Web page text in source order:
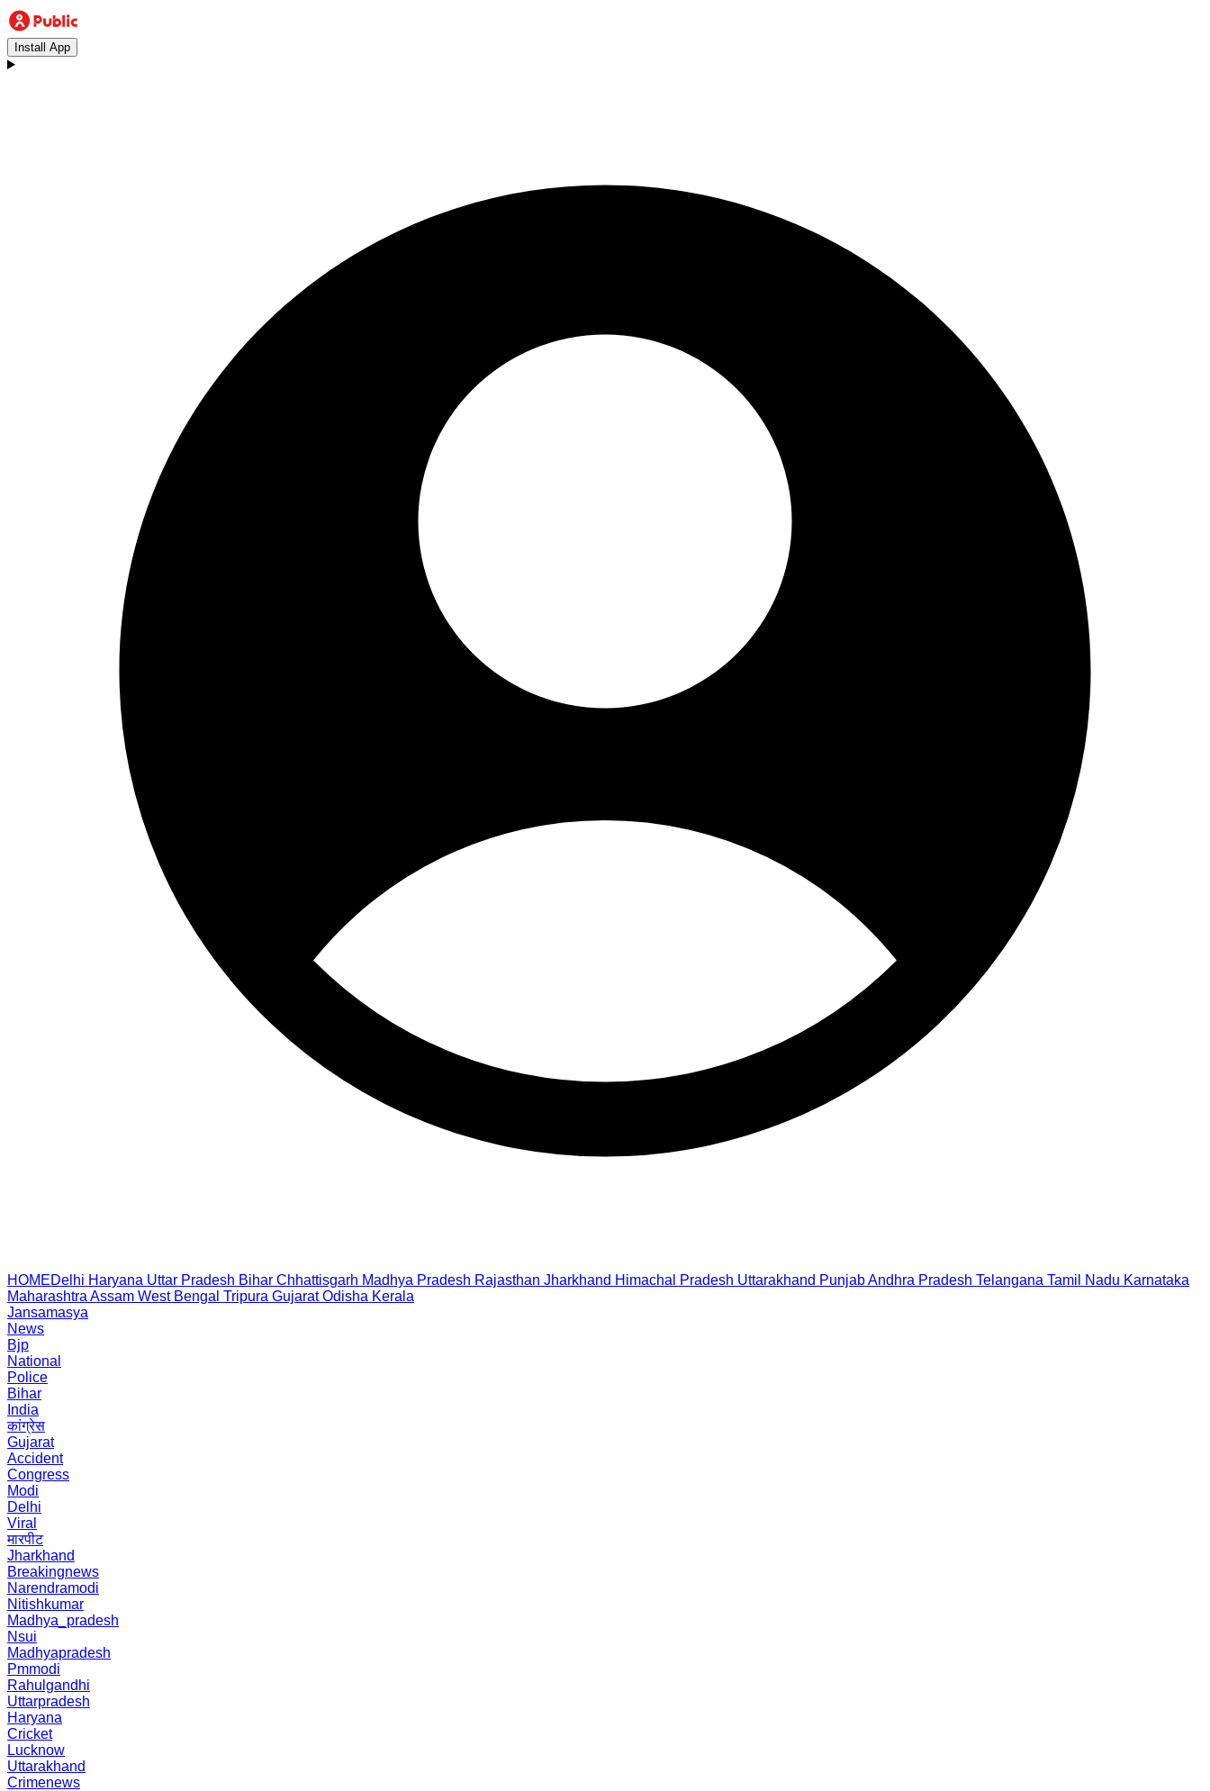
Install App
HOMEDelhi Haryana Uttar Pradesh Bihar Chhattisgarh Madhya Pradesh Rajasthan Jharkhand Himachal Pradesh Uttarakhand PunjabAndhra Pradesh Telangana Tamil Nadu Karnataka
Maharashtra Assam West Bengal Tripura Gujarat Odisha Kerala
Jansamasya
News
Bjp
National
Police
Bihar
India
कांग्रेस
Gujarat
Accident
Congress
Modi
Delhi
Viral
मारपीट
Jharkhand
Breakingnews
Narendramodi
Nitishkumar
Madhya_pradesh
Nsui
Madhyapradesh
Pmmodi
Rahulgandhi
Uttarpradesh
Haryana
Cricket
Lucknow
Uttarakhand
Crimenews